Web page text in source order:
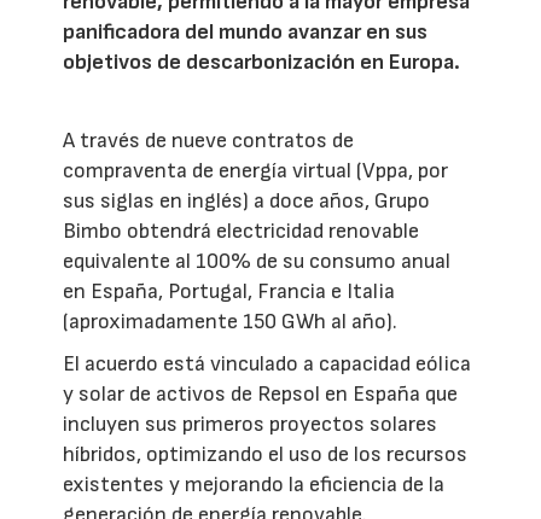
panificadora del mundo avanzar en sus
objetivos de descarbonización en Europa.
A través de nueve contratos de
compraventa de energía virtual (Vppa, por
sus siglas en inglés) a doce años, Grupo
Bimbo obtendrá electricidad renovable
equivalente al 100% de su consumo anual
en España, Portugal, Francia e Italia
(aproximadamente 150 GWh al año).
El acuerdo está vinculado a capacidad eólica
y solar de activos de Repsol en España que
incluyen sus primeros proyectos solares
híbridos, optimizando el uso de los recursos
existentes y mejorando la eficiencia de la